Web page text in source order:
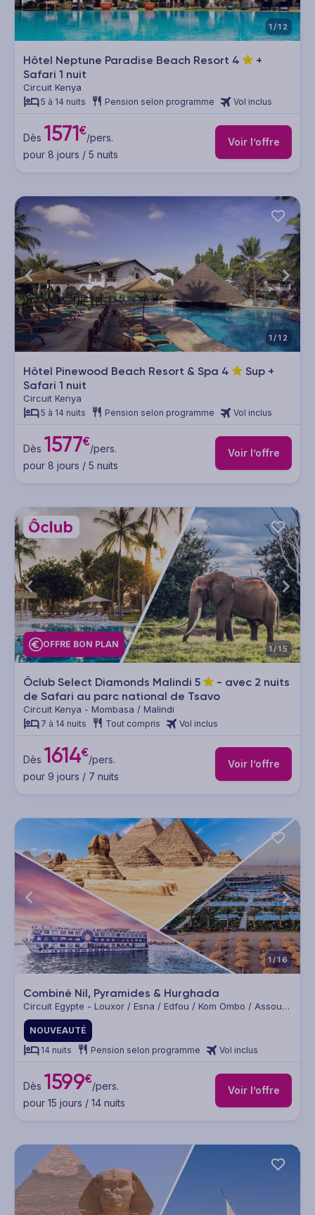
1/12
Hôtel Neptune Paradise Beach Resort 4
+
Safari 1 nuit
Circuit Kenya
5 à 14 nuits Pension selon programme Vol inclus
Dès 1571€/pers.
pour 8 jours / 5 nuits
Voir l’offre
1/12
Hôtel Pinewood Beach Resort & Spa 4
Sup +
Safari 1 nuit
Circuit Kenya
5 à 14 nuits Pension selon programme Vol inclus
Dès 1577€/pers.
pour 8 jours / 5 nuits
Voir l’offre
OFFRE BON PLAN 1/15
Ôclub Select Diamonds Malindi 5
- avec 2 nuits
de Safari au parc national de Tsavo
Circuit Kenya - Mombasa / Malindi
7 à 14 nuits Tout compris Vol inclus
Dès 1614€/pers.
pour 9 jours / 7 nuits
Voir l’offre
1/16
Combiné Nil, Pyramides & Hurghada
Circuit Egypte - Louxor / Esna / Edfou / Kom Ombo / Assouan
/ Le Caire
NOUVEAUTÉ
14 nuits
Pension selon programme Vol inclus
Dès 1599€/pers.
pour 15 jours / 14 nuits
Voir l’offre